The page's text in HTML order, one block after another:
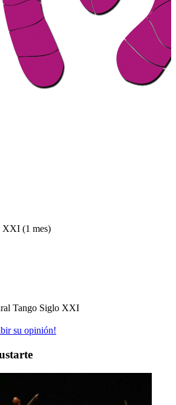
XXI (1 mes)
Tango Siglo XXI
su opinión!